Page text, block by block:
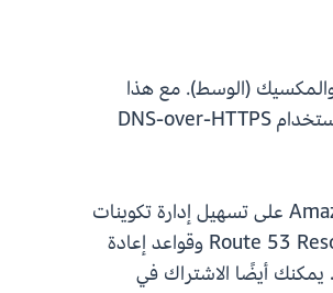
والمكسيك (الوسط). مع هذا
الطرح، سيكون لديك أيضًا خيار تمكين نقاط نهاية Route 53 Resolver في منطقتي آسيا والمحيط الهادئ (تايلاند) والمكسيك (الوسط) باستخدام DNS-over-HTTPS
Amazon Route 53 عبارة عن خدمة نظام اسم المجال (DNS) عالية التوافر وقابلة للتوسعة. تعمل نقاط نهاية Amazon Route 53 Resolver على تسهيل إدارة تكوينات
السحابة المختلطة من خلال تمكين حل استعلام نظام أسماء النطاقات السلس عبر السحابة المختلطة بأكملها. قم بإنشاء نقاط نهاية Route 53 Resolver وقواعد إعادة
التوجيه الشرطي للسماح بتحليل مساحات أسماء DNS بين مركز البيانات المحلي وAmazon Virtual Private Cloud (Amazon VPC). يمكنك أيضًا الاشتراك في